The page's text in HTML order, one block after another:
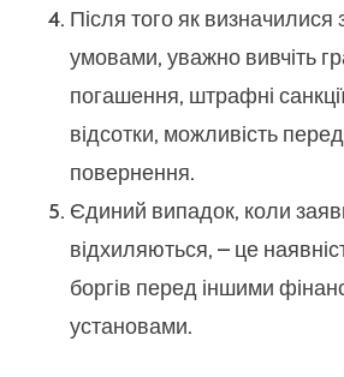
Після того як визначилися
умовами, уважно вивчіть
погашення, штрафні
відсотки, можливість
повернення.
Єдиний випадок, коли
відхиляються, – це
боргів перед іншими
установами.